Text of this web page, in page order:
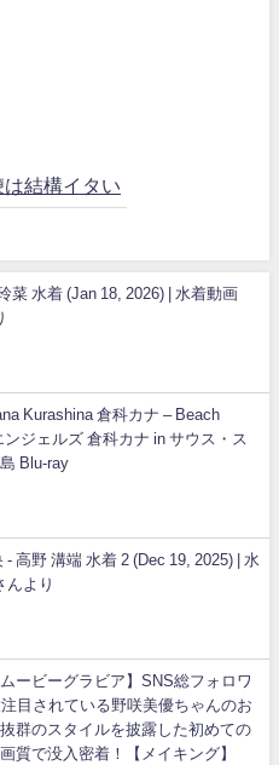
結構イタい
菜 水着 (Jan 18, 2026) | 水着動画
Kurashina 倉科カナ – Beach
ジェルズ 倉科カナ in サウス・ス
Blu-ray
- 高野 溝端 水着 2 (Dec 19, 2025) | 水
んより
ービーグラビア】SNS総フォロワ
目されている野咲美優ちゃんのお
群のスタイルを披露した初めての
質で没入密着！【メイキング】